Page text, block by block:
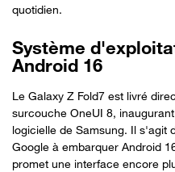
quotidien.
Système
Android 16
Le Galaxy Z Fold7 est livré
surcouche OneUI 8,
logicielle de Samsung. Il s'agit
Google à embarquer Android
promet une interface encore